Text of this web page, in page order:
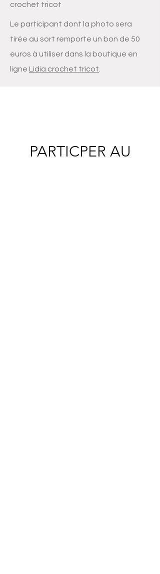
crochet tricot
Le participant dont la photo sera
tirée au sort remporte un bon de 50
euros à utiliser dans la boutique en
ligne Lidia crochet tricot
PARTICPER AU